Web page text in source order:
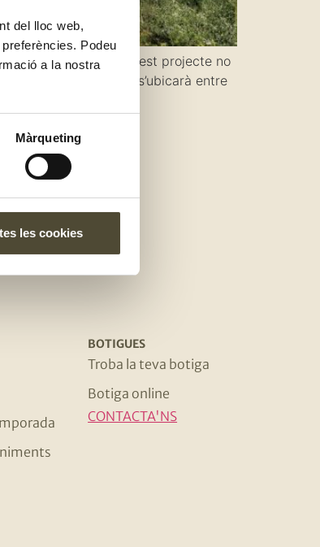
del lloc web,
Podeu
a la nostra
Màrqueting
les cookies
i innovació. Aquest projecte no
Ametller Origen s’ubicarà entre
BOTIGUES
Troba la teva botiga
Botiga online
CONTACTA'NS